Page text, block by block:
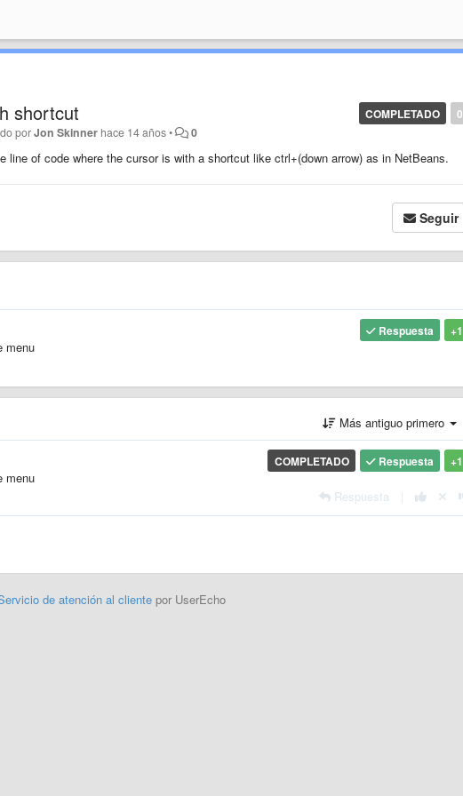
0
COMPLETADO
shortcut
porJon Skinner hace 14 años• 0
line of code where the cursor is with a shortcut like ctrl+(down arrow) as in NetBeans.
Seguir
+1
Respuesta
menu
Más antiguo primero
+1
Respuesta
COMPLETADO
menu
Respuesta
de atención al clientepor UserEcho